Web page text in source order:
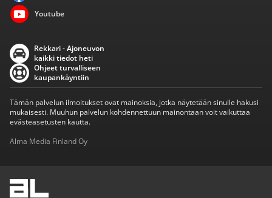
Youtube
Rekkari - Ajoneuvon
kaikki tiedot heti
Ohjeet turvalliseen
kaupankäyntiin
Tämän palvelun ilmoitukset ovat mainoksia, jotka näytetään sinulle hakusi
mukaisesti. Muuhun palvelun kohdennettuun mainontaan voit vaikuttaa
evästeasetusten kautta.
Alma Media Finland Oy